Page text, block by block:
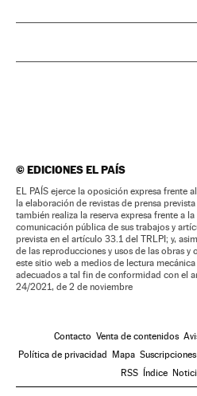
©EDICIONES EL PAÍS
EL PAÍS ejerce la oposición expresa frente
la elaboración de revistas de prensa
también realiza la reserva expresa frente a
comunicación pública de sus trabajos y
prevista en el artículo 33.1 del TRLPI; y,
de las reproducciones y usos de las obras y
este sitio web a medios de lectura
adecuados a tal fin de conformidad con el
24/2021, de 2 de noviembre
Contacto Venta de contenidos
Política de privacidad
Mapa
RSS
Índice